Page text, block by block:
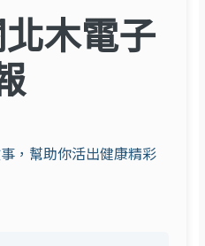
木電子
，幫助你活出健康精彩